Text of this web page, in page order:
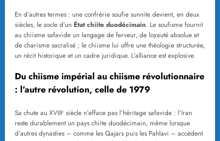
En d’autres termes : une confrérie soufie sunnite devient, en deux
siècles, le socle d’un État chiite duodécimain. Le soufisme fournit
au chiisme safavide un langage de ferveur, de loyauté absolue et
de charisme sacralisé ; le chiisme lui offre une théologie structurée,
un récit historique et un cadre juridique. L’alliance est explosive.
Du chiisme impérial au chiisme révolutionnaire
: l’autre révolution, celle de 1979
Sa chute au XVIIIᵉ siècle n’efface pas l’héritage safavide : l’Iran
reste durablement un pays chiite duodécimain, même lorsque
d’autres dynasties – comme les Qajars puis les Pahlavi – accèdent